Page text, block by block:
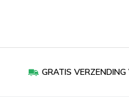
GRATIS